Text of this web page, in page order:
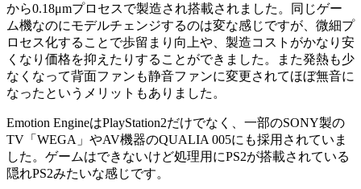
から0.18μmプロセスで製造され搭載されました。同じゲー
ム機なのにモデルチェンジするのは変な感じですが、微細プ
ロセス化することで歩留まり向上や、製造コストがかなり安
くなり価格を抑えたりすることができました。また発熱も少
なくなって背面ファンも静音ファンに変更されてほぼ無音に
なったというメリットもありました。
Emotion EngineはPlayStation2だけでなく、一部のSONY製の
TV「WEGA」やAV機器のQUALIA 005にも採用されていま
した。ゲームはできないけど処理用にPS2が搭載されている
隠れPS2みたいな感じです。